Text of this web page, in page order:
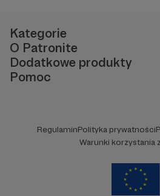
Kategorie
O Patronite
Dodatkowe produkty
Pomoc
RegulaminPolityka prywatności
Warunki korzystania